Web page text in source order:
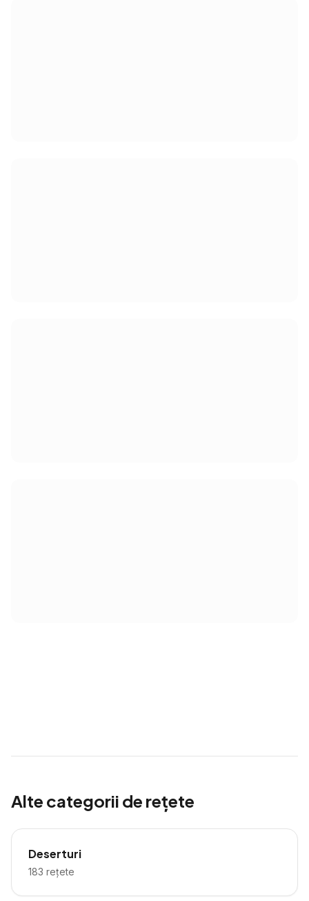
Alte categorii de rețete
Deserturi
183 rețete